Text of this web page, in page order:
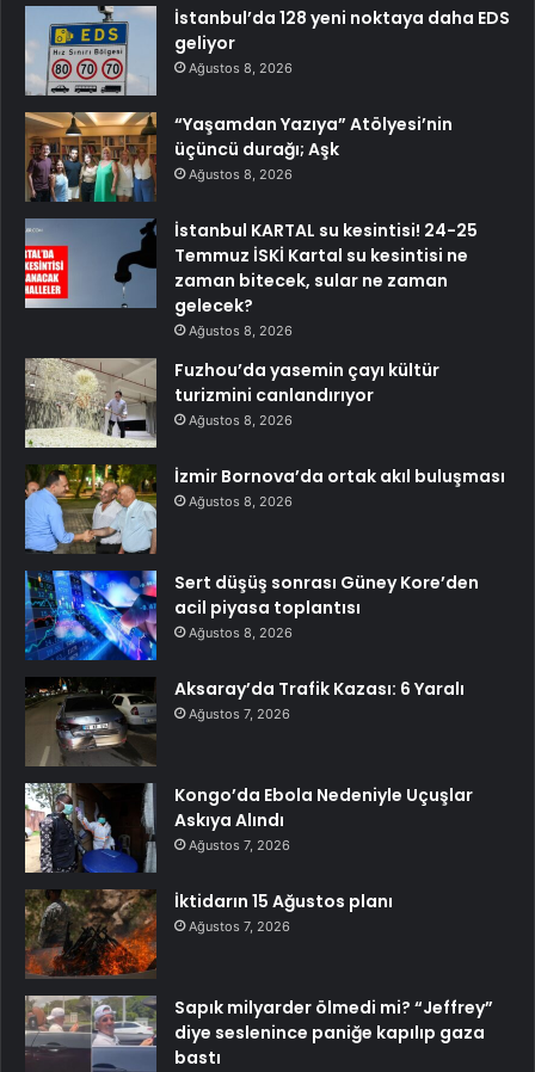
İstanbul’da 128 yeni noktaya daha EDS
geliyor
Ağustos 8, 2026
“Yaşamdan Yazıya” Atölyesi’nin
üçüncü durağı; Aşk
Ağustos 8, 2026
İstanbul KARTAL su kesintisi! 24-25
Temmuz İSKİ Kartal su kesintisi ne
zaman bitecek, sular ne zaman
gelecek?
Ağustos 8, 2026
Fuzhou’da yasemin çayı kültür
turizmini canlandırıyor
Ağustos 8, 2026
İzmir Bornova’da ortak akıl buluşması
Ağustos 8, 2026
Sert düşüş sonrası Güney Kore’den
acil piyasa toplantısı
Ağustos 8, 2026
Aksaray’da Trafik Kazası: 6 Yaralı
Ağustos 7, 2026
Kongo’da Ebola Nedeniyle Uçuşlar
Askıya Alındı
Ağustos 7, 2026
İktidarın 15 Ağustos planı
Ağustos 7, 2026
Sapık milyarder ölmedi mi? “Jeffrey”
diye seslenince paniğe kapılıp gaza
bastı